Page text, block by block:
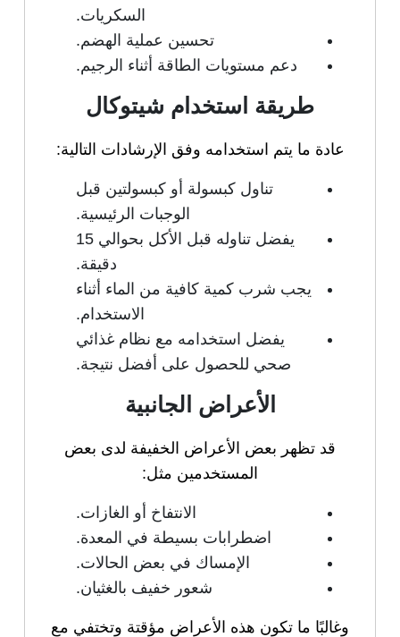
السكريات.
تحسين عملية الهضم.
دعم مستويات الطاقة أثناء الرجيم.
طريقة استخدام شيتوكال
عادة ما يتم استخدامه وفق الإرشادات التالية:
تناول كبسولة أو كبسولتين قبل
الوجبات الرئيسية.
يفضل تناوله قبل الأكل بحوالي 15
دقيقة.
يجب شرب كمية كافية من الماء أثناء
الاستخدام.
يفضل استخدامه مع نظام غذائي
صحي للحصول على أفضل نتيجة.
الأعراض الجانبية
قد تظهر بعض الأعراض الخفيفة لدى بعض
المستخدمين مثل:
الانتفاخ أو الغازات.
اضطرابات بسيطة في المعدة.
الإمساك في بعض الحالات.
شعور خفيف بالغثيان.
وغالبًا ما تكون هذه الأعراض مؤقتة وتختفي مع